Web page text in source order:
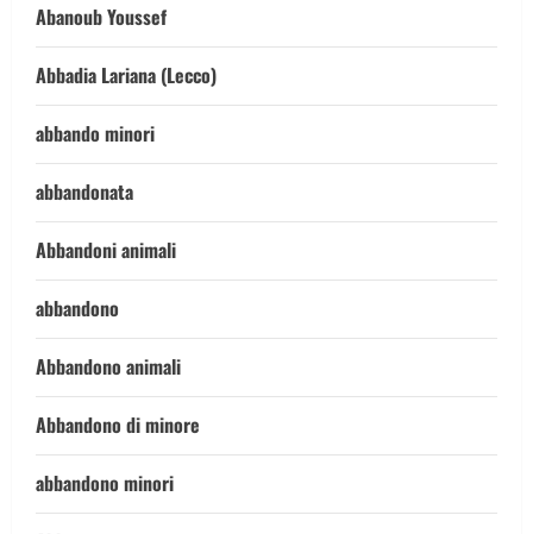
Abanoub Youssef
Abbadia Lariana (Lecco)
abbando minori
abbandonata
Abbandoni animali
abbandono
Abbandono animali
Abbandono di minore
abbandono minori